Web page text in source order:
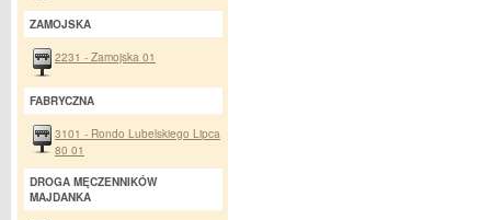
ZAMOJSKA
2231 - Zamojska 01
FABRYCZNA
3101 - Rondo Lubelskiego Lipca
80 01
DROGA MĘCZENNIKÓW
MAJDANKA